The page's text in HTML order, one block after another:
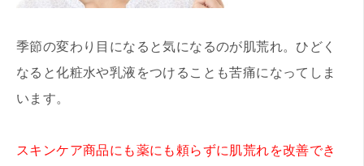
季節の変わり目になると気になるのが肌荒れ。ひどく
なると化粧水や乳液をつけることも苦痛になってしま
います。
スキンケア商品にも薬にも頼らずに肌荒れを改善でき